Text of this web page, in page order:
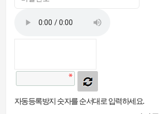
자동등록방지 숫자를 순서대로 입력하세요.